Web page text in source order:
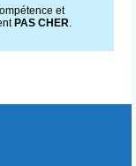
et
PAS CHER.